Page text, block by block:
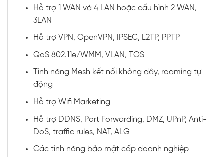
Hỗ trợ 1 WAN và 4 LAN hoặc cấu hình 2 WAN,
3LAN
Hỗ trợ VPN, OpenVPN, IPSEC, L2TP, PPTP
QoS 802.11e/WMM, VLAN, TOS
Tính năng Mesh kết nối không dây, roaming tự
động
Hỗ trợ Wifi Marketing
Hỗ trợ DDNS, Port Forwarding, DMZ, UPnP, Anti-
DoS, traffic rules, NAT, ALG
Các tính năng bảo mật cấp doanh nghiệp